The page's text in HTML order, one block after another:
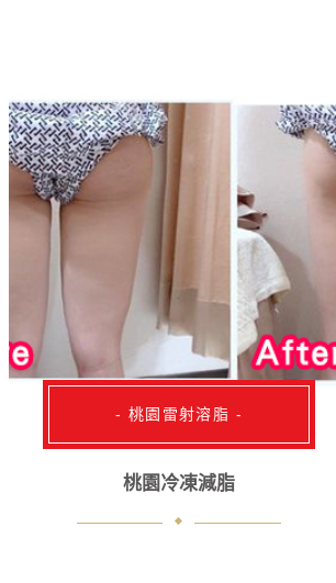
- 桃園雷射溶脂 -
桃園冷凍減脂